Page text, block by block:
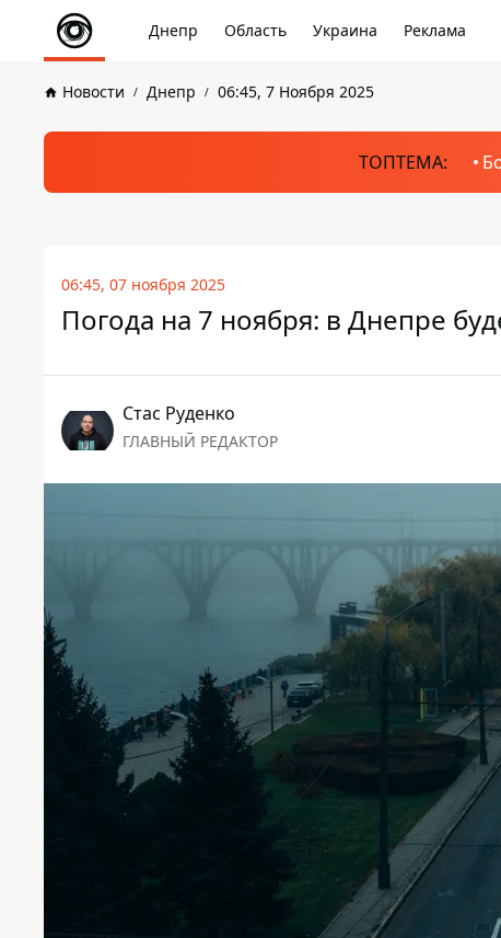
Днепр Область Украина Реклама
Новости Днепр 06:45, 7 Ноября 2025
ТОПТЕМА:
06:45, 07 ноября 2025
Погода на 7 ноября: в Днепре
Стаc Руденко
ГЛАВНЫЙ РЕДАКТОР